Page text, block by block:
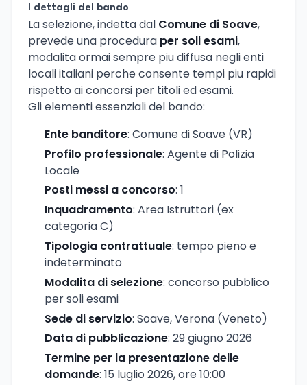
I dettagli del bando
La selezione, indetta dal Comune di Soave,
prevede una procedura per soli esami,
modalita ormai sempre piu diffusa negli enti
locali italiani perche consente tempi piu rapidi
rispetto ai concorsi per titoli ed esami.
Gli elementi essenziali del bando:
Ente banditore: Comune di Soave (VR)
Profilo professionale: Agente di Polizia
Locale
Posti messi a concorso: 1
Inquadramento: Area Istruttori (ex
categoria C)
Tipologia contrattuale: tempo pieno e
indeterminato
Modalita di selezione: concorso pubblico
per soli esami
Sede di servizio: Soave, Verona (Veneto)
Data di pubblicazione: 29 giugno 2026
Termine per la presentazione delle
domande: 15 luglio 2026, ore 10:00